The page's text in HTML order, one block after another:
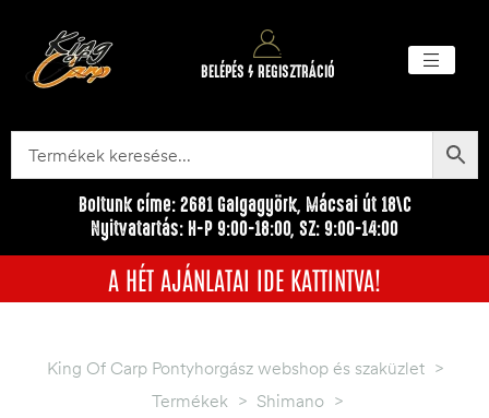
BELÉPÉS / REGISZTRÁCIÓ
Boltunk címe: 2681 Galgagyörk, Mácsai út 18\C
Nyitvatartás: H-P 9:00-18:00, SZ: 9:00-14:00
A HÉT AJÁNLATAI IDE KATTINTVA!
King Of Carp Pontyhorgász webshop és szaküzlet >
Termékek > Shimano >